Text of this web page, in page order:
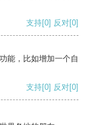
支持[0] 反对[0]
能，比如增加一个自
支持[0] 反对[0]